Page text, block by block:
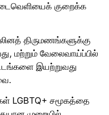
குறைக்க
திருமணங்களுக்கு
மற்றும் வேலைவாய்ப்பில்
இயற்றுவது
LGBTQ+ சமூகத்தை